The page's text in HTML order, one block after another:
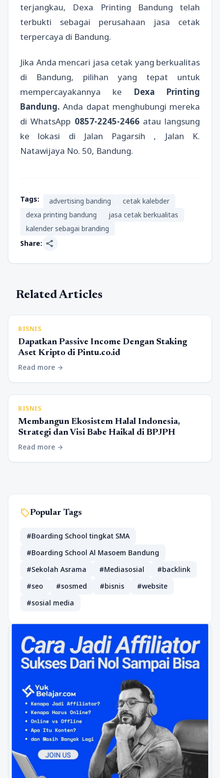
terjangkau, Dexa Printing Bandung telah
terbukti sebagai perusahaan jasa cetak
terpercaya di Bandung.
Jika Anda mencari jasa cetak yang berkualitas
di Bandung, pilihan yang tepat untuk
mempercayakannya ke Dexa Printing
Bandung. Anda dapat menghubungi mereka
di WhatsApp 0857-2245-2466atau langsung
ke lokasi di Jalan Pagarsih , Jalan K.
Natawijaya No. 50, Bandung.
Tags: advertising banding
cetak kalebder
dexa printing bandung
jasa cetak berkualitas
kalender sebagai branding
Share: share
Related Articles
BISNIS
Dapatkan Passive Income Dengan Staking
Aset Kripto di Pintu.co.id
Read more arrow_forward
BISNIS
Membangun Ekosistem Halal Indonesia,
Strategi dan Visi Babe Haikal di BPJPH
Read more arrow_forward
sellPopular Tags
#Boarding School tingkat SMA
#Boarding School Al Masoem Bandung
#Sekolah Asrama
#Mediasosial
#backlink
#seo
#sosmed #bisnis
#website
#sosial media